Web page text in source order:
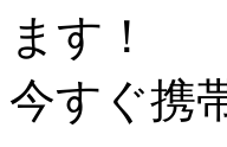
ます！
今すぐ携